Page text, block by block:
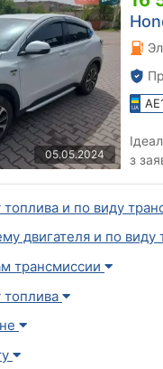
05.05.2024
з
и по виду
двигателя и по виду
трансмиссии
топлива